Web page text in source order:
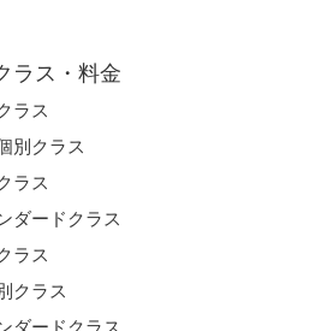
ラス・料金
ラス
別クラス
ラス
ダードクラス
ラス
クラス